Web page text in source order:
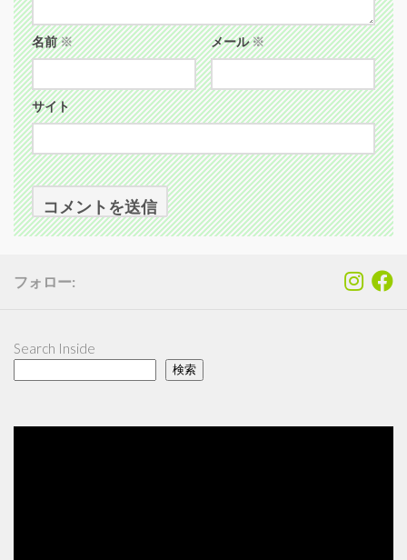
名前※ メール※
サイト
フォロー:
Search Inside
検索